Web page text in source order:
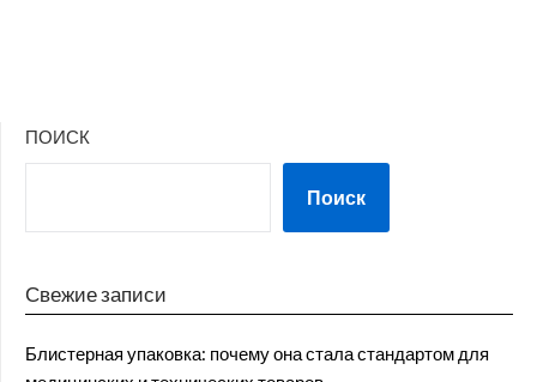
ПОИСК
Поиск
Свежие записи
Блистерная упаковка: почему она стала стандартом для